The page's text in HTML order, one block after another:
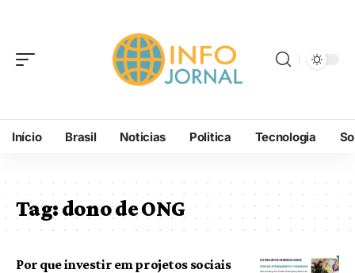
Início Brasil Noticias Politica Tecnologia
Tag:dono de ONG
Por que investir em projetos sociais